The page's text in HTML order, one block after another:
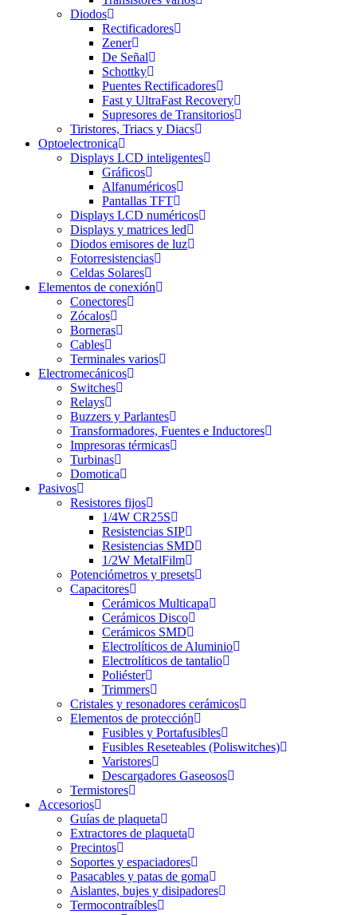
Diodos
Rectificadores
Zener
De Señal
Schottky
Puentes Rectificadores
Fast y UltraFast Recovery
Supresores de Transitorios
Tiristores, Triacs y Diacs
Optoelectronica
Displays LCD inteligentes
Gráficos
Alfanuméricos
Pantallas TFT
Displays LCD numéricos
Displays y matrices led
Diodos emisores de luz
Fotorresistencias
Celdas Solares
Elementos de conexión
Conectores
Zócalos
Borneras
Cables
Terminales varios
Electromecánicos
Switches
Relays
Buzzers y Parlantes
Transformadores, Fuentes e Inductores
Impresoras térmicas
Turbinas
Domotica
Pasivos
Resistores fijos
1/4W CR25S
Resistencias SIP
Resistencias SMD
1/2W MetalFilm
Potenciómetros y presets
Capacitores
Cerámicos Multicapa
Cerámicos Disco
Cerámicos SMD
Electrolíticos de Aluminio
Electrolíticos de tantalio
Poliéster
Trimmers
Cristales y resonadores cerámicos
Elementos de protección
Fusibles y Portafusibles
Fusibles Reseteables (Poliswitches)
Varistores
Descargadores Gaseosos
Termistores
Accesorios
Guías de plaqueta
Extractores de plaqueta
Precintos
Soportes y espaciadores
Pasacables y patas de goma
Aislantes, bujes y disipadores
Termocontraíbles